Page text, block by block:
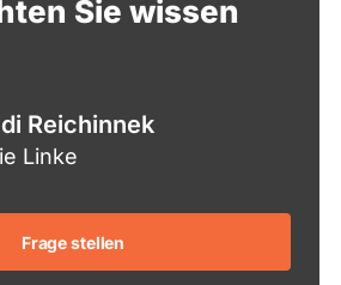
Sie wissen
Reichinnek
Linke
Frage stellen